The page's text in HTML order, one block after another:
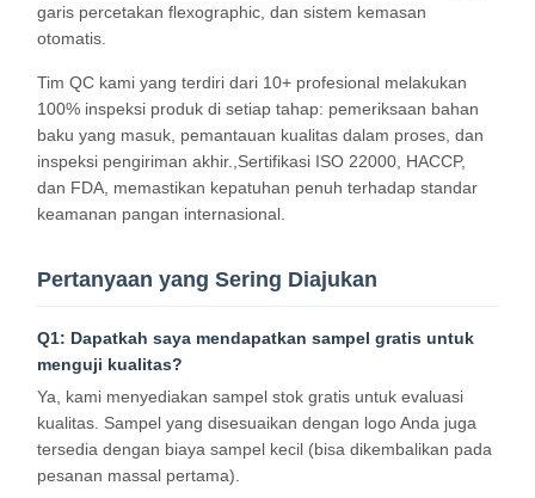
Kualitas
Sekarang
Cangkir Kopi Kertas
cangkir kertas es krim
Mangkuk kertas sekali pakai
cangkir sup kertas
garis percetakan flexographic, dan sistem kemasan
otomatis.
Tim QC kami yang terdiri dari 10+ profesional melakukan
100% inspeksi produk di setiap tahap: pemeriksaan bahan
baku yang masuk, pemantauan kualitas dalam proses, dan
inspeksi pengiriman akhir.,Sertifikasi ISO 22000, HACCP,
dan FDA, memastikan kepatuhan penuh terhadap standar
keamanan pangan internasional.
Pertanyaan yang Sering Diajukan
Q1: Dapatkah saya mendapatkan sampel gratis untuk
menguji kualitas?
Ya, kami menyediakan sampel stok gratis untuk evaluasi
kualitas. Sampel yang disesuaikan dengan logo Anda juga
tersedia dengan biaya sampel kecil (bisa dikembalikan pada
pesanan massal pertama).